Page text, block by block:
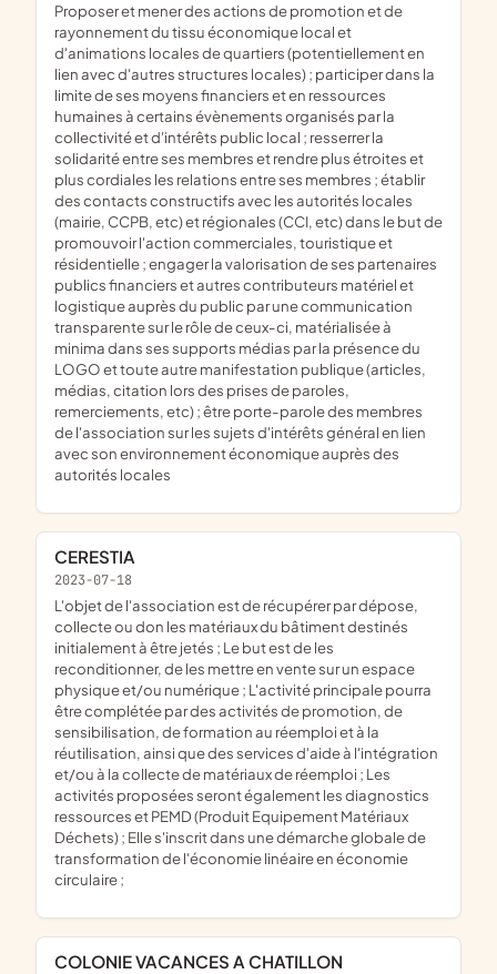
proposer et mener des actions de promotion et de
rayonnement du tissu économique local et
d'animations locales de quartiers (potentiellement en
lien avec d'autres structures locales) ; participer dans la
limite de ses moyens financiers et en ressources
humaines à certains évènements organisés par la
collectivité et d'intérêts public local ; resserrer la
solidarité entre ses membres et rendre plus étroites et
plus cordiales les relations entre ses membres ; établir
des contacts constructifs avec les autorités locales
(mairie, CCPB, etc) et régionales (CCI, etc) dans le but de
promouvoir l'action commerciales, touristique et
résidentielle ; engager la valorisation de ses partenaires
publics financiers et autres contributeurs matériel et
logistique auprès du public par une communication
transparente sur le rôle de ceux-ci, matérialisée à
minima dans ses supports médias par la présence du
LOGO et toute autre manifestation publique (articles,
médias, citation lors des prises de paroles,
remerciements, etc) ; être porte-parole des membres
de l'association sur les sujets d'intérêts général en lien
avec son environnement économique auprès des
autorités locales
CERESTIA
2023-07-18
l'objet de l'association est de récupérer par dépose,
collecte ou don les matériaux du bâtiment destinés
initialement à être jetés ; Le but est de les
reconditionner, de les mettre en vente sur un espace
physique et/ou numérique ; L'activité principale pourra
être complétée par des activités de promotion, de
sensibilisation, de formation au réemploi et à la
réutilisation, ainsi que des services d'aide à l'intégration
et/ou à la collecte de matériaux de réemploi ; Les
activités proposées seront également les diagnostics
ressources et PEMD (Produit Equipement Matériaux
Déchets) ; Elle s'inscrit dans une démarche globale de
transformation de l'économie linéaire en économie
circulaire ;
COLONIE VACANCES A CHATILLON